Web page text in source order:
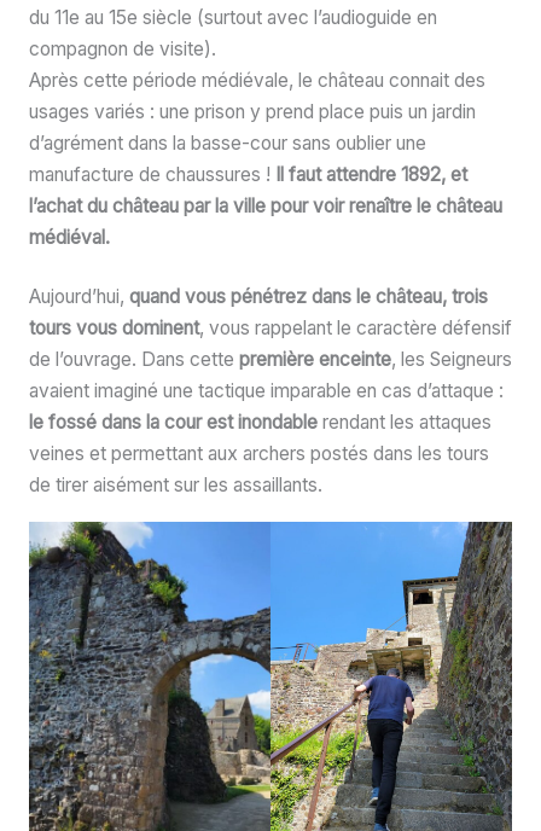
du 11e au 15e siècle (surtout avec l’audioguide en
compagnon de visite).
Après cette période médiévale, le château connait des
usages variés : une prison y prend place puis un jardin
d’agrément dans la basse-cour sans oublier une
manufacture de chaussures ! Il faut attendre 1892, et
l’achat du château par la ville pour voir renaître le château
médiéval.
Aujourd’hui, quand vous pénétrez dans le château, trois
tours vous dominent, vous rappelant le caractère défensif
de l’ouvrage. Dans cette première enceinte, les Seigneurs
avaient imaginé une tactique imparable en cas d’attaque :
le fossé dans la cour est inondablerendant les attaques
veines et permettant aux archers postés dans les tours
de tirer aisément sur les assaillants.